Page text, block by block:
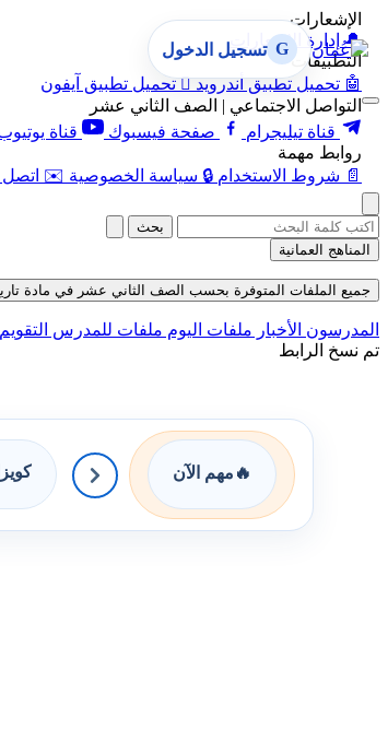
الإشعارات
🔔 إدارة الإشعارات
التطبيقات
🤖 تحميل تطبيق أندرويد  تحميل تطبيق آيفون
التواصل الاجتماعي | الصف الثاني عشر
قناة تيليجرام
صفحة فيسبوك قناة
روابط مهمة
📄 شروط الاستخدام 🔒 سياسة الخصوصية ✉️ اتصل
G تسجيل الدخول
بحث
المناهج العمانية
جميع الملفات المتوفرة بحسب الصف الثاني عشر في مادة تاريخ
المدرسون الأخبار ملفات اليوم ملفات للمدرس
تم نسخ الرابط
🔥 مهم الآن